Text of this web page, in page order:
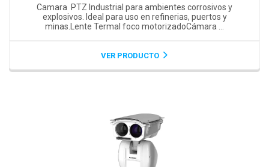
Camara PTZ Industrial para ambientes corrosivos y
explosivos. Ideal para uso en refinerias, puertos y
minas.Lente Termal foco motorizadoCámara ...
VER PRODUCTO